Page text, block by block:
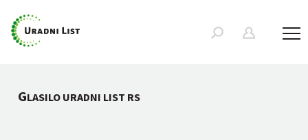
GLASILO URADNI LIST RS